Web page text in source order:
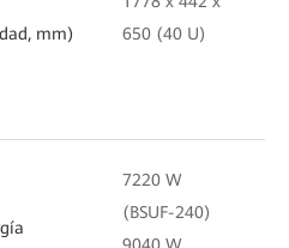
mm)
650 (40 U)
7220 W
(BSUF-240)
9040 W